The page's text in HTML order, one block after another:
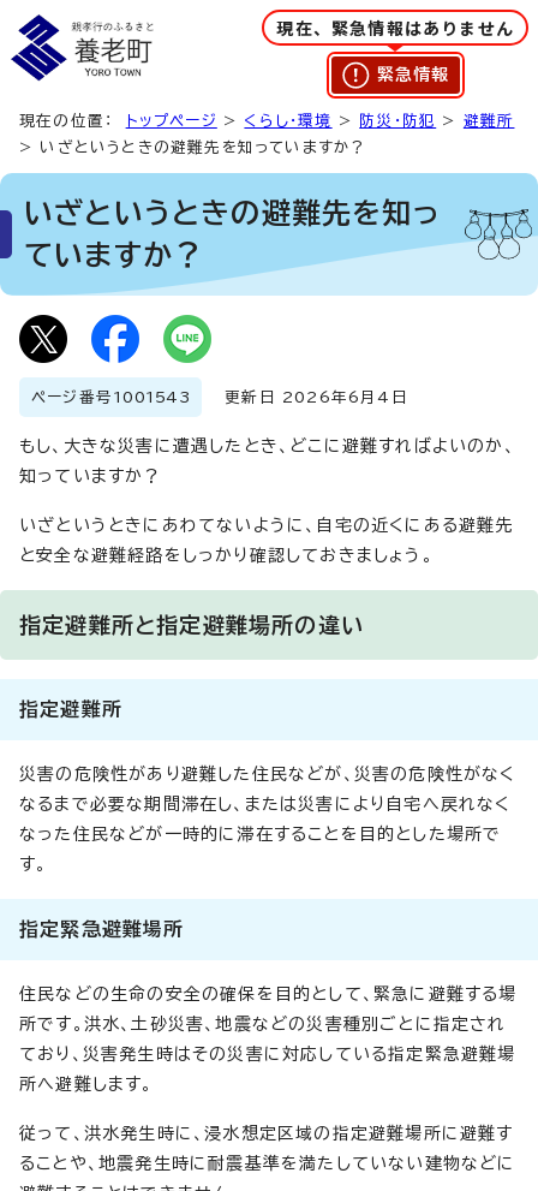
現在、緊急情報はありません
緊急情報
現在の位置： トップページ > くらし・環境 > 防災・防犯 > 避難所
> いざというときの避難先を知っていますか？
いざというときの避難先を知っ
ていますか？
ページ番号 1001543 更新日 2026年6月4日
もし、大きな災害に遭遇したとき、どこに避難すればよいのか、
知っていますか？
いざというときにあわてないように、自宅の近くにある避難先
と安全な避難経路をしっかり確認しておきましょう。
指定避難所と指定避難場所の違い
指定避難所
災害の危険性があり避難した住民などが、災害の危険性がなく
なるまで必要な期間滞在し、または災害により自宅へ戻れなく
なった住民などが一時的に滞在することを目的とした場所で
す。
指定緊急避難場所
住民などの生命の安全の確保を目的として、緊急に避難する場
所です。洪水、土砂災害、地震などの災害種別ごとに指定され
ており、災害発生時はその災害に対応している指定緊急避難場
所へ避難します。
従って、洪水発生時に、浸水想定区域の指定避難場所に避難す
ることや、地震発生時に耐震基準を満たしていない建物などに